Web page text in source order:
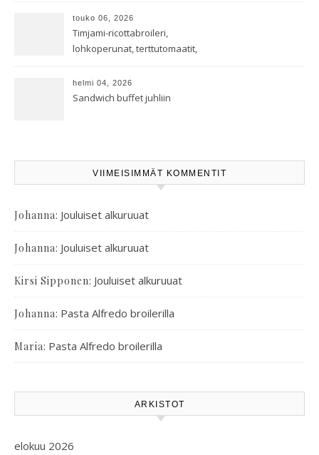
touko 06, 2026
Timjami-ricottabroileri,
lohkoperunat, terttutomaatit,
salaatti
helmi 04, 2026
Sandwich buffet juhliin
VIIMEISIMMÄT KOMMENTIT
Johanna: Jouluiset alkuruuat
Johanna: Jouluiset alkuruuat
Kirsi Sipponen: Jouluiset alkuruuat
Johanna: Pasta Alfredo broilerilla
Maria: Pasta Alfredo broilerilla
ARKISTOT
elokuu 2026